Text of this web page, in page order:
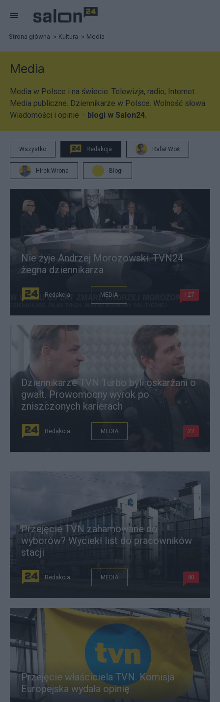
Strona główna Kultura Media
Media
Media w Polsce i na świecie. Telewizja, radio, Internet.
Media publiczne. Dziennikarze w Polsce. Wolność słowa.
Wiadomości i opinie − blogi w Salon24.
Wszystko Redakcja Rafał Woś
Hirek Wrona Blogi
Nie żyje Andrzej Morozowski. TVN24
żegna dziennikarza
Redakcja MEDIA 127
Dziennikarze TVN Turbo byli oskarżani o
gwałt. Prowomocny wyrok po
zniszczonych karierach
Redakcja MEDIA 22
Przejęcie TVN zahamowane do
wyborów? Wyciekł list do pracowników
stacji
Redakcja MEDIA 40
Przejęcie właściciela TVN. Komisja
Europejska wydała opinię